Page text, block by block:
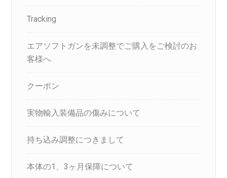
Tracking
エアソフトガンを未調整でご購入をご検討のお
客様へ
クーポン
実物輸入装備品の傷みについて
持ち込み調整につきまして
本体の1、3ヶ月保障について